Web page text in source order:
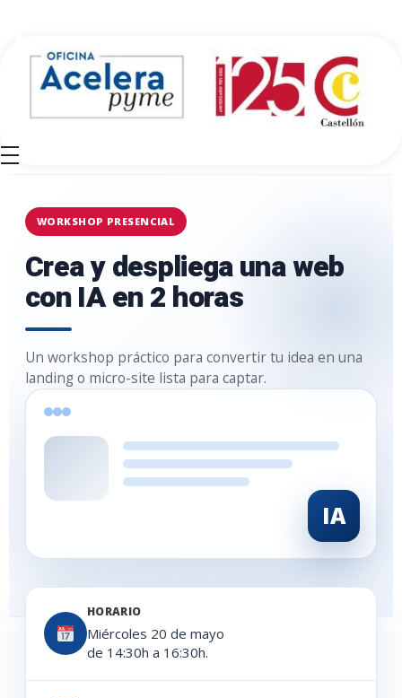
WORKSHOP PRESENCIAL
Crea y despliega una web
con IA en 2 horas
Un workshop práctico para convertir tu idea en una
landing o micro-site lista para captar.
IA
HORARIO
Miércoles 20 de mayo
de 14:30h a 16:30h.